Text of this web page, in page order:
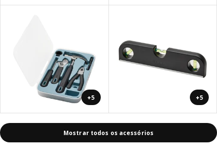
+5 +5
Mostrar todos os acessórios